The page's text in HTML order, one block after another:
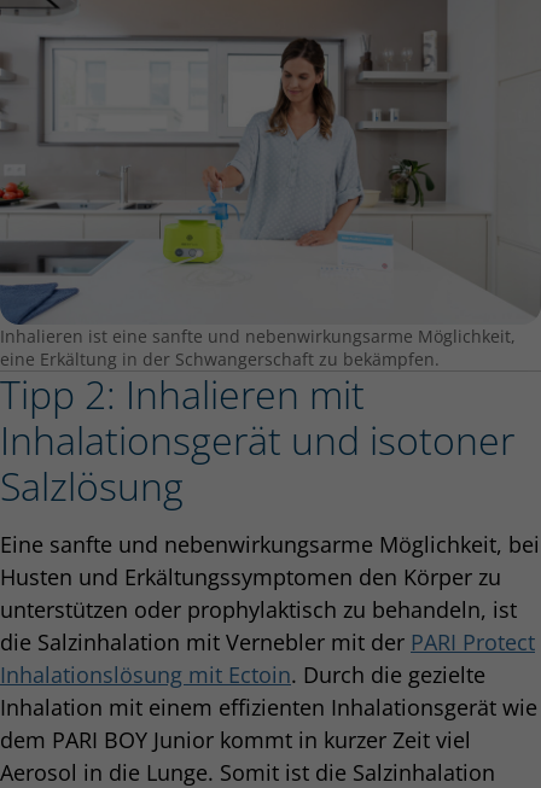
Inhalieren ist eine sanfte und nebenwirkungsarme Möglichkeit,
eine Erkältung in der Schwangerschaft zu bekämpfen.
Tipp 2: Inhalieren mit
Inhalationsgerät und isotoner
Salzlösung
Eine sanfte und nebenwirkungsarme Möglichkeit, bei
Husten und Erkältungssymptomen den Körper zu
unterstützen oder prophylaktisch zu behandeln, ist
die Salzinhalation mit Vernebler mit der PARI Protect
Inhalationslösung mit Ectoin. Durch die gezielte
Inhalation mit einem effizienten Inhalationsgerät wie
dem PARI BOY Junior kommt in kurzer Zeit viel
Aerosol in die Lunge. Somit ist die Salzinhalation